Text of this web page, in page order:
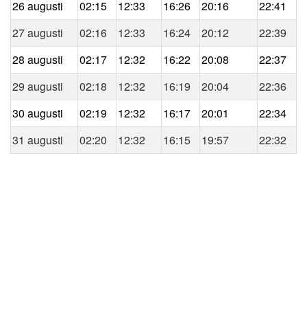
26 augusti 02:15 12:33 16:26 20:16
22:41
27 augusti
02:16 12:33 16:24 20:12
22:39
28 augusti
02:17 12:32 16:22 20:08
22:37
29 augusti
02:18 12:32 16:19 20:04
22:36
30 augusti
02:19 12:32 16:17 20:01
22:34
31 augusti
02:20 12:32 16:15 19:57 22:32